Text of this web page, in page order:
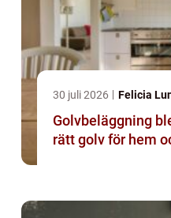
30 juli 2026 Felicia
Golvbeläggning blekinge
rätt golv för hem